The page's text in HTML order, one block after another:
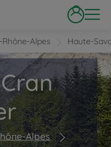
Alpes Haute-
Alpes